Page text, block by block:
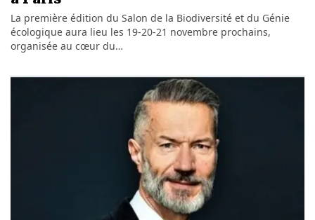
La première édition du Salon de la Biodiversité et du Génie
écologique aura lieu les 19-20-21 novembre prochains,
organisée au cœur du…